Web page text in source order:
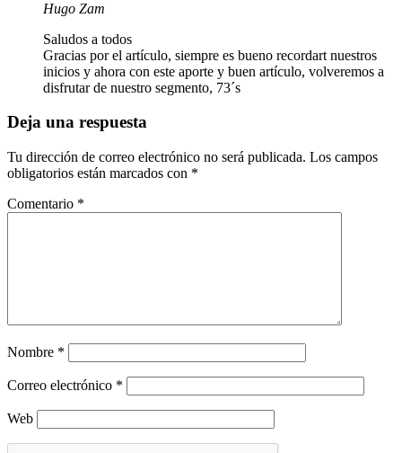
Hugo Zam
Saludos a todos
Gracias por el artículo, siempre es bueno recordart nuestros
inicios y ahora con este aporte y buen artículo, volveremos a
disfrutar de nuestro segmento, 73´s
Deja una respuesta
Tu dirección de correo electrónico no será publicada. Los campos
obligatorios están marcados con *
Comentario *
Nombre *
Correo electrónico *
Web